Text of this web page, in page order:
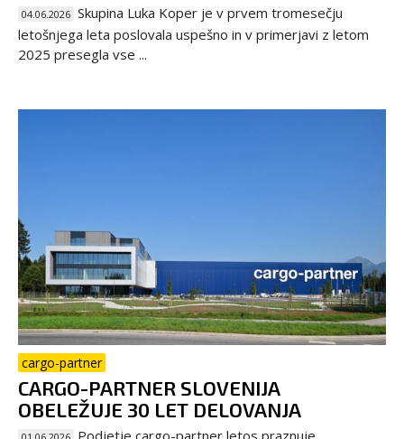
04.06.2026 Skupina Luka Koper je v prvem tromesečju
letošnjega leta poslovala uspešno in v primerjavi z letom
2025 presegla vse ...
cargo-partner
CARGO-PARTNER SLOVENIJA
OBELEŽUJE 30 LET DELOVANJA
Podjetje cargo-partner letos praznuje